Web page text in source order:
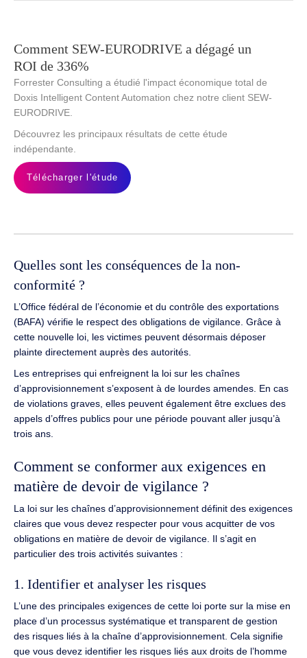
Comment SEW-EURODRIVE a dégagé un
ROI de 336%
Forrester Consulting a étudié l'impact économique total de
Doxis Intelligent Content Automation chez notre client SEW-
EURODRIVE.
Découvrez les principaux résultats de cette étude
indépendante.
Télécharger l'étude
Quelles sont les conséquences de la non-
conformité ?
L’Office fédéral de l’économie et du contrôle des exportations
(BAFA) vérifie le respect des obligations de vigilance. Grâce à
cette nouvelle loi, les victimes peuvent désormais déposer
plainte directement auprès des autorités.
Les entreprises qui enfreignent la loi sur les chaînes
d’approvisionnement s’exposent à de lourdes amendes. En cas
de violations graves, elles peuvent également être exclues des
appels d’offres publics pour une période pouvant aller jusqu’à
trois ans.
Comment se conformer aux exigences en
matière de devoir de vigilance ?
La loi sur les chaînes d’approvisionnement définit des exigences
claires que vous devez respecter pour vous acquitter de vos
obligations en matière de devoir de vigilance. Il s’agit en
particulier des trois activités suivantes :
1. Identifier et analyser les risques
L’une des principales exigences de cette loi porte sur la mise en
place d’un processus systématique et transparent de gestion
des risques liés à la chaîne d’approvisionnement. Cela signifie
que vous devez identifier les risques liés aux droits de l’homme